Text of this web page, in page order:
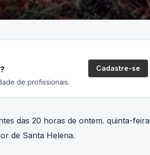
de profissionais.
Cadastre-se
das 20 horas de ontem. quinta-feira
de Santa Helena.